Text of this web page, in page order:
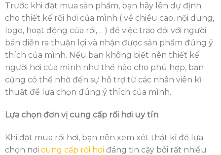
Trước khi đặt mua sản phẩm, bạn hãy lên dự định
cho thiết kế rối hơi của mình ( về chiều cao, nội dung,
logo, hoạt động của rối,… ) để việc trao đổi với người
bán diễn ra thuận lợi và nhận được sản phẩm đúng ý
thích của mình. Nếu bạn không biết nên thiết kế
người hơi của mình như thế nào cho phù hợp, bạn
cũng có thể nhờ đến sự hỗ trợ từ các nhân viên kĩ
thuật để lựa chọn đúng ý thích của mình.
Lựa chọn đơn vị cung cấp rối hơi uy tín
Khi đặt mua rối hơi, bạn nên xem xét thật kĩ để lựa
chọn nơi cung cấp rối hơi đáng tin cậy bởi rất nhiều